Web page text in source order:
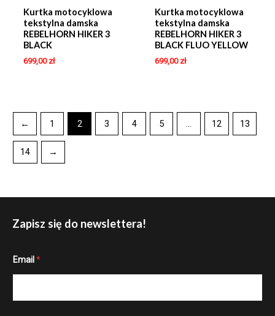
Kurtka motocyklowa
tekstylna damska
REBELHORN HIKER 3
BLACK
699,00 zł
Kurtka motocyklowa
tekstylna damska
REBELHORN HIKER 3
BLACK FLUO YELLOW
699,00 zł
← 1 2 3 4 5 12 13
14 →
Zapisz się do newslettera!
E
l
Email *